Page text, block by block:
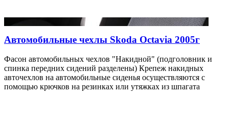
Автомобильные чехлы Skoda Octavia 2005г
Фасон автомобильных чехлов "Накидной" (подголовник и
спинка передних сидений разделены) Крепеж накидных
авточехлов на автомобильные сиденья осуществляются с
помощью крючков на резинках или утяжках из шпагата